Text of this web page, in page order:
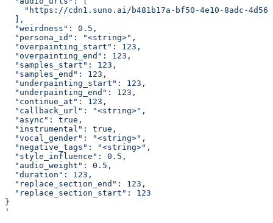
"https://cdn1.suno.ai/b481b17a-bf50-4e10-8adc-
  ],
  "weirdness": 0.5,
  "persona_id": "<string>",
  "overpainting_start": 123,
  "overpainting_end": 123,
  "samples_start": 123,
  "samples_end": 123,
  "underpainting_start": 123,
  "underpainting_end": 123,
  "continue_at": 123,
  "callback_url": "<string>",
  "async": true,
  "instrumental": true,
  "vocal_gender": "<string>",
  "negative_tags": "<string>",
  "style_influence": 0.5,
  "audio_weight": 0.5,
  "duration": 123,
  "replace_section_end": 123,
  "replace_section_start": 123
}
'